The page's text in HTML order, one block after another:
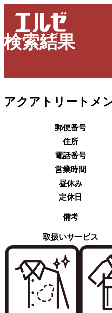
検索結果
アクアトリートメ
郵便番号
住所
電話番号
営業時間
昼休み
定休日
備考
取扱いサービス